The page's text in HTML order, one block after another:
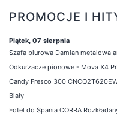
PROMOCJE I
Piątek, 07 sierpnia
Szafa biurowa Damian metalowa
Odkurzacze pionowe - Mova X4
Candy Fresco 300
Biały
Fotel do Spania CORRA